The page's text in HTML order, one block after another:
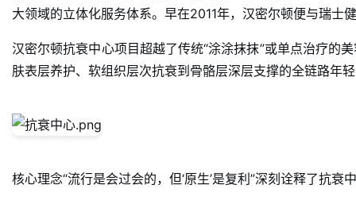
大领域的立体化服务体系。早在2011年，汉密尔顿便与瑞士
汉密尔顿抗衰中心项目超越了传统“涂涂抹抹”或单点治疗的
肤表层养护、软组织层次抗衰到骨骼层深层支撑的全链路年
核心理念“流行是会过会的，但‘原生’是复利”深刻诠释了抗